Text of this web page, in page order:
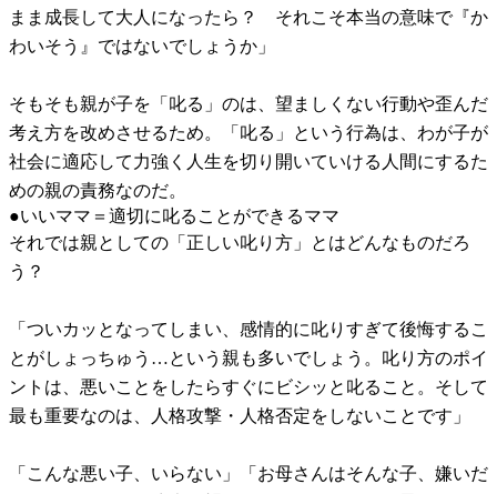
まま成長して大人になったら？ それこそ本当の意味で『か
わいそう』ではないでしょうか」
そもそも親が子を「叱る」のは、望ましくない行動や歪んだ
考え方を改めさせるため。「叱る」という行為は、わが子が
社会に適応して力強く人生を切り開いていける人間にするた
めの親の責務なのだ。
●いいママ＝適切に叱ることができるママ
それでは親としての「正しい叱り方」とはどんなものだろ
う？
「ついカッとなってしまい、感情的に叱りすぎて後悔するこ
とがしょっちゅう…という親も多いでしょう。叱り方のポイ
ントは、悪いことをしたらすぐにビシッと叱ること。そして
最も重要なのは、人格攻撃・人格否定をしないことです」
「こんな悪い子、いらない」「お母さんはそんな子、嫌いだ